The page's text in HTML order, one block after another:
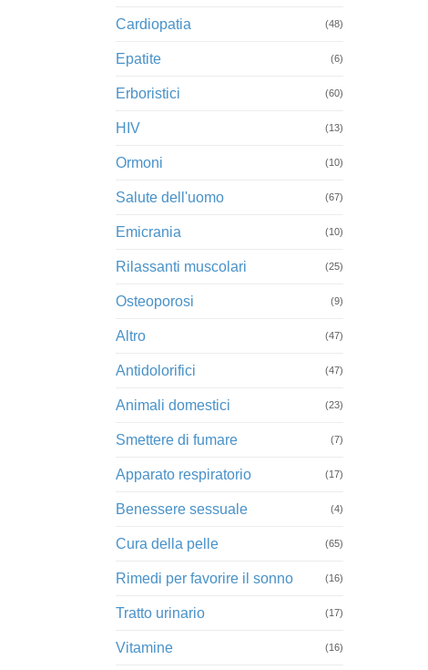
Cardiopatia (48)
Epatite (6)
Erboristici (60)
HIV (13)
Ormoni (10)
Salute dell'uomo (67)
Emicrania (10)
Rilassanti muscolari (25)
Osteoporosi (9)
Altro (47)
Antidolorifici (47)
Animali domestici (23)
Smettere di fumare (7)
Apparato respiratorio (17)
Benessere sessuale (4)
Cura della pelle (65)
Rimedi per favorire il sonno (16)
Tratto urinario (17)
Vitamine (16)